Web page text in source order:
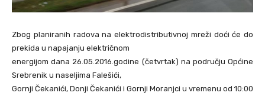
Zbog planiranih radova na elektrodistributivnoj mreži doći će do
prekida u napajanju električnom
energijom dana 26.05.2016.godine (četvrtak) na području Općine
Srebrenik u naseljima Falešići,
Gornji Čekanići, Donji Čekanići i Gornji Moranjci u vremenu od 10:00